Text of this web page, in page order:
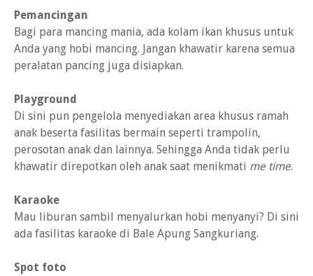
Pemancingan
Bagi para mancing mania, ada kolam ikan khusus untuk
Anda yang hobi mancing. Jangan khawatir karena semua
peralatan pancing juga disiapkan.
Playground
Di sini pun pengelola menyediakan area khusus ramah
anak beserta fasilitas bermain seperti trampolin,
perosotan anak dan lainnya. Sehingga Anda tidak perlu
khawatir direpotkan oleh anak saat menikmati me time.
Karaoke
Mau liburan sambil menyalurkan hobi menyanyi? Di sini
ada fasilitas karaoke di Bale Apung Sangkuriang.
Spot foto